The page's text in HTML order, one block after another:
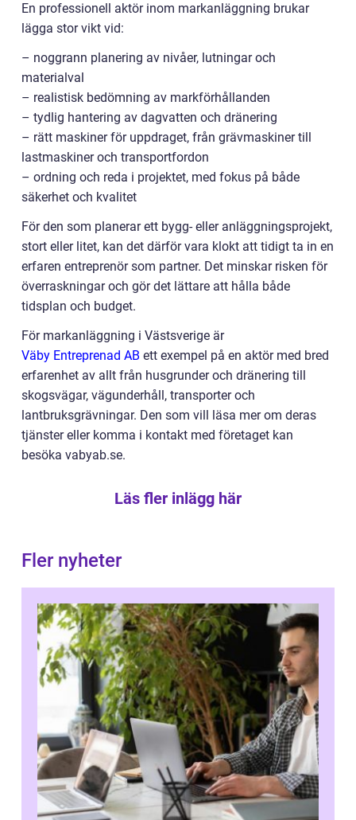
En professionell aktör inom markanläggning brukar
lägga stor vikt vid:
– noggrann planering av nivåer, lutningar och
materialval
– realistisk bedömning av markförhållanden
– tydlig hantering av dagvatten och dränering
– rätt maskiner för uppdraget, från grävmaskiner till
lastmaskiner och transportfordon
– ordning och reda i projektet, med fokus på både
säkerhet och kvalitet
För den som planerar ett bygg- eller anläggningsprojekt,
stort eller litet, kan det därför vara klokt att tidigt ta in en
erfaren entreprenör som partner. Det minskar risken för
överraskningar och gör det lättare att hålla både
tidsplan och budget.
För markanläggning i Västsverige är
Väby Entreprenad AB ett exempel på en aktör med bred
erfarenhet av allt från husgrunder och dränering till
skogsvägar, vägunderhåll, transporter och
lantbruksgrävningar. Den som vill läsa mer om deras
tjänster eller komma i kontakt med företaget kan
besöka vabyab.se.
Läs fler inlägg här
Fler nyheter